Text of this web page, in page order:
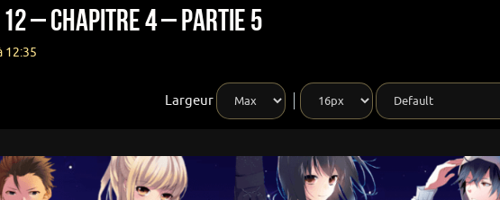
– Chapitre 4 – Partie 5
12:35
Largeur